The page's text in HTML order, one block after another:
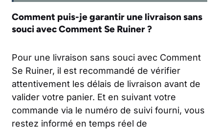
Comment puis-je garantir une livraison sans
souci avec Comment Se Ruiner ?
Pour une livraison sans souci avec Comment
Se Ruiner, il est recommandé de vérifier
attentivement les délais de livraison avant de
valider votre panier. Et en suivant votre
commande via le numéro de suivi fourni, vous
restez informé en temps réel de